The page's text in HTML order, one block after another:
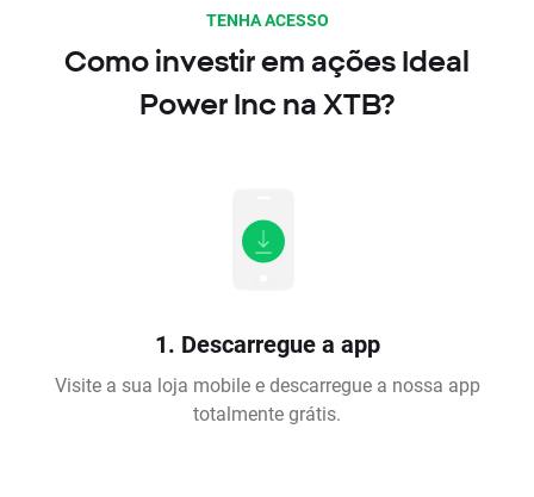
TENHA ACESSO
Como investir em ações Ideal
Power Inc na XTB?
1. Descarregue a app
Visite a sua loja mobile e descarregue a nossa app
totalmente grátis.